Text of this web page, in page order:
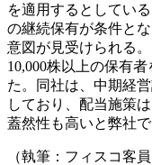
を適用するとしてい
の継続保有が条件と
意図が見受けられる
10,000株以上の保有
た。同社は、中期経
しており、配当施策
蓋然性も高いと弊社で
（執筆：フィスコ客